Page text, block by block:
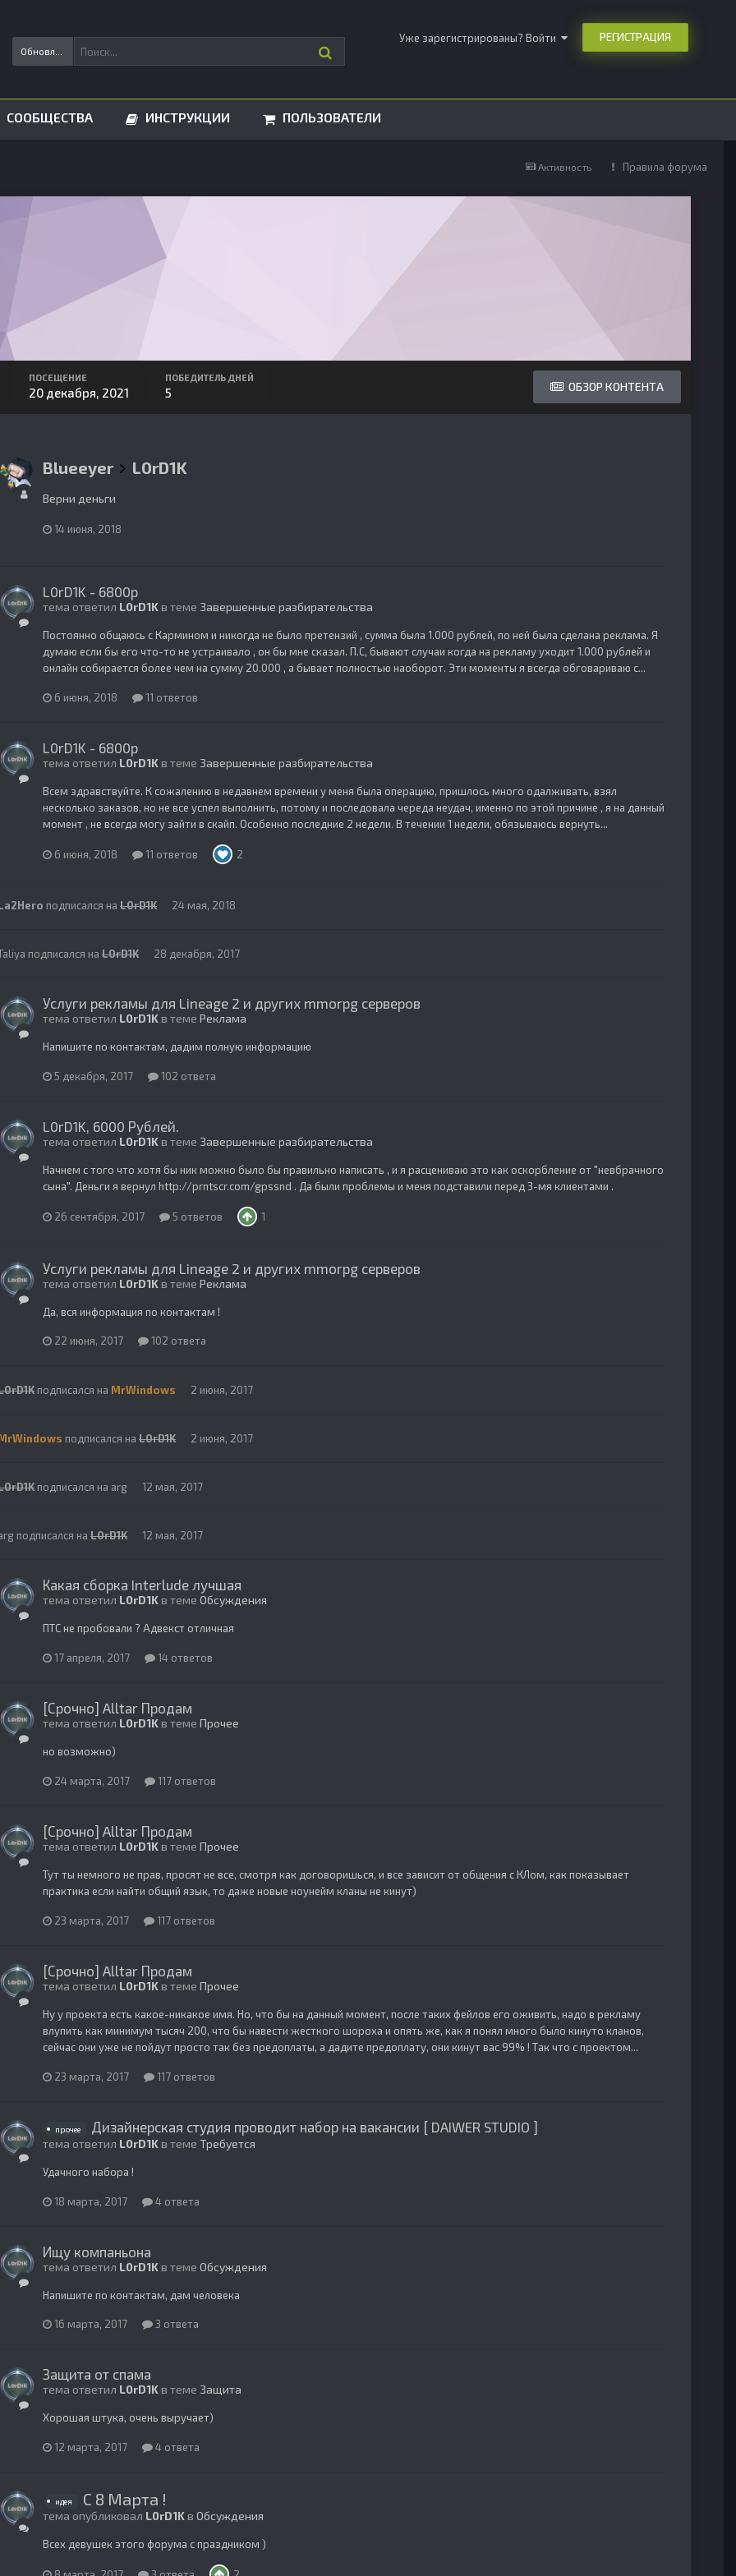
Уже зарегистрированы? Войти РЕГИСТРАЦИЯ
СООБЩЕСТВА ИНСТРУКЦИИ ПОЛЬЗОВАТЕЛИ
Активность Правила форума
ОБЗОР КОНТЕНТА
ПОСЕЩЕНИЕ
20 декабря, 2021
ПОБЕДИТЕЛЬ ДНЕЙ
5
Blueeyer L0rD1K
Верни деньги
14 июня, 2018
L0rD1K - 6800р
тема ответил L0rD1Kв теме Завершенные разбирательства
Постоянно общаюсь с Кармином и никогда не было претензий , сумма была 1.000 рублей, по ней была сделана реклама. Я
думаю если бы его что-то не устраивало , он бы мне сказал. П.С, бывают случаи когда на рекламу уходит 1.000 рублей и
онлайн собирается более чем на сумму 20.000 , а бывает полностью наоборот. Эти моменты я всегда обговариваю с...
6 июня, 2018 11 ответов
L0rD1K - 6800р
тема ответил L0rD1Kв теме Завершенные разбирательства
Всем здравствуйте. К сожалению в недавнем времени у меня была операцию, пришлось много одалживать, взял
несколько заказов, но не все успел выполнить, потому и последовала череда неудач, именно по этой причине , я на данный
момент , не всегда могу зайти в скайп. Особенно последние 2 недели. В течении 1 недели, обязываюсь вернуть...
6 июня, 2018 11 ответов 2
подписался на L0rD1K 24 мая, 2018
подписался на L0rD1K 28 декабря, 2017
Услуги рекламы для Lineage 2 и других mmorpg серверов
тема ответил L0rD1Kв теме Реклама
Напишите по контактам, дадим полную информацию
5 декабря, 2017 102 ответа
L0rD1K, 6000 Рублей.
тема ответил L0rD1Kв теме Завершенные разбирательства
Начнем с того что хотя бы ник можно было бы правильно написать , и я расцениваю это как оскорбление от "невбрачного
сына". Деньги я вернул http://prntscr.com/gpssnd . Да были проблемы и меня подставили перед 3-мя клиентами .
26 сентября, 2017 5 ответов 1
Услуги рекламы для Lineage 2 и других mmorpg серверов
тема ответил L0rD1Kв теме Реклама
Да, вся информация по контактам !
22 июня, 2017 102 ответа
подписался на MrWindows 2 июня, 2017
подписался на L0rD1K 2 июня, 2017
подписался на arg 12 мая, 2017
подписался на L0rD1K 12 мая, 2017
Какая сборка Interlude лучшая
тема ответил L0rD1Kв теме Обсуждения
ПТС не пробовали ? Адвекст отличная
17 апреля, 2017 14 ответов
[Срочно] Alltar Продам
тема ответил L0rD1Kв теме Прочее
но возможно)
24 марта, 2017 117 ответов
[Срочно] Alltar Продам
тема ответил L0rD1Kв теме Прочее
Тут ты немного не прав, просят не все, смотря как договоришься, и все зависит от общения с КЛом, как показывает
практика если найти общий язык, то даже новые ноунейм кланы не кинут)
23 марта, 2017 117 ответов
[Срочно] Alltar Продам
тема ответил L0rD1Kв теме Прочее
Ну у проекта есть какое-никакое имя. Но, что бы на данный момент, после таких фейлов его оживить, надо в рекламу
влупить как минимум тысяч 200, что бы навести жесткого шороха и опять же, как я понял много было кинуто кланов,
сейчас они уже не пойдут просто так без предоплаты, а дадите предоплату, они кинут вас 99% ! Так что с проектом...
23 марта, 2017 117 ответов
прочее Дизайнерская студия проводит набор на вакансии [ DAIWER STUDIO ]
тема ответил L0rD1Kв теме Требуется
Удачного набора !
18 марта, 2017 4 ответа
Ищу компаньона
тема ответил L0rD1Kв теме Обсуждения
Напишите по контактам, дам человека
16 марта, 2017 3 ответа
Защита от спама
тема ответил L0rD1Kв теме Защита
Хорошая штука, очень выручает)
12 марта, 2017 4 ответа
идея C 8 Марта !
тема опубликовал L0rD1Kв Обсуждения
Всех девушек этого форума с праздником )